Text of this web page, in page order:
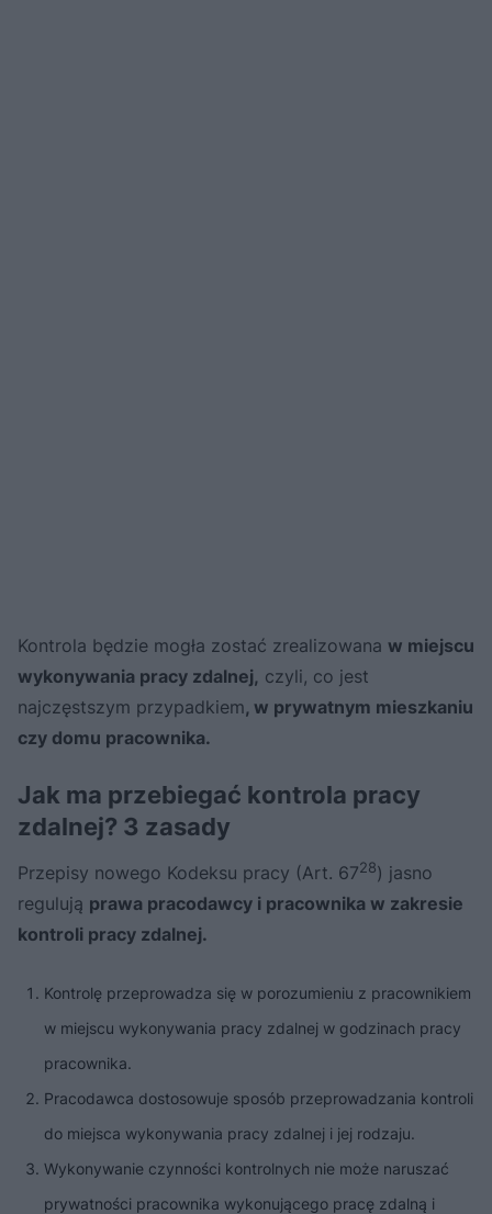
Kontrola będzie mogła zostać zrealizowana w miejscu
wykonywania pracy zdalnej, czyli, co jest
najczęstszym przypadkiem, w prywatnym mieszkaniu
czy domu pracownika.
Jak ma przebiegać kontrola pracy
zdalnej? 3 zasady
Przepisy nowego Kodeksu pracy (Art. 6728) jasno
regulują prawa pracodawcy i pracownika w zakresie
kontroli pracy zdalnej.
Kontrolę przeprowadza się w porozumieniu z pracownikiem
w miejscu wykonywania pracy zdalnej w godzinach pracy
pracownika.
Pracodawca dostosowuje sposób przeprowadzania kontroli
do miejsca wykonywania pracy zdalnej i jej rodzaju.
Wykonywanie czynności kontrolnych nie może naruszać
prywatności pracownika wykonującego pracę zdalną i